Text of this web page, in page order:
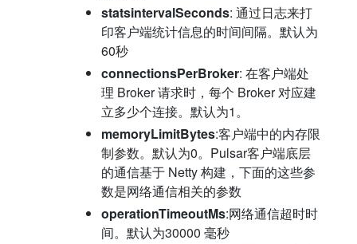
statsintervalSeconds: 通过日志来打
印客户端统计信息的时间间隔。默认为
60秒
connectionsPerBroker: 在客户端处
理 Broker 请求时，每个 Broker 对应建
立多少个连接。默认为1。
memoryLimitBytes:客户端中的内存限
制参数。默认为0。Pulsar客户端底层
的通信基于 Netty 构建，下面的这些参
数是网络通信相关的参数
operationTimeoutMs:网络通信超时时
间。默认为30000 毫秒